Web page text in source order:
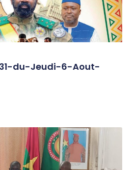
du-Jeudi-6-Aout-